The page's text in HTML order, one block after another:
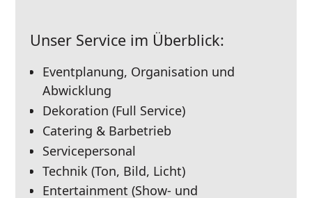
Unser Service im Überblick:
Eventplanung, Organisation und
Abwicklung
Dekoration (Full Service)
Catering & Barbetrieb
Servicepersonal
Technik (Ton, Bild, Licht)
Entertainment (Show- und